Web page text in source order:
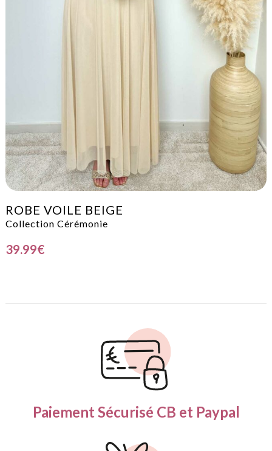
ROBE VOILE BEIGE
Collection Cérémonie
39.99€
Paiement Sécurisé CB et Paypal